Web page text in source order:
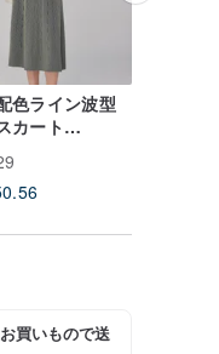
色ライン波型
カート
買いもので送